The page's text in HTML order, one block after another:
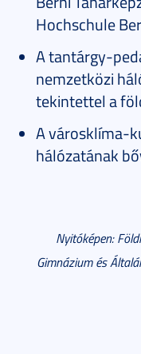
Hochschule
A tantárgy-
nemzetközi
tekintettel a
A városklíma-
hálózatának
Nyitóképen:
Gimnázium és